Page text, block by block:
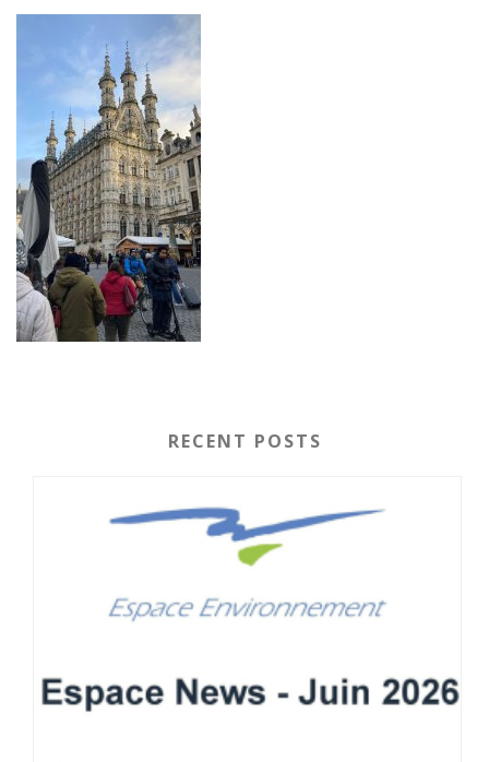
RECENT POSTS